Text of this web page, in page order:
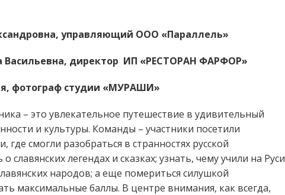
управляющий ООО «Параллель»
Васильевна, директор ИП «РЕСТОРАН ФАРФОР»
фотограф студии «МУРАШИ»
– это увлекательное путешествие в удивительный
и культуры. Команды – участники посетили
где смогли разобраться в странностях русской
славянских легендах и сказках; узнать, чему учили на Руси
народов; а еще помериться силушкой
максимальные баллы. В центре внимания, как всегда,